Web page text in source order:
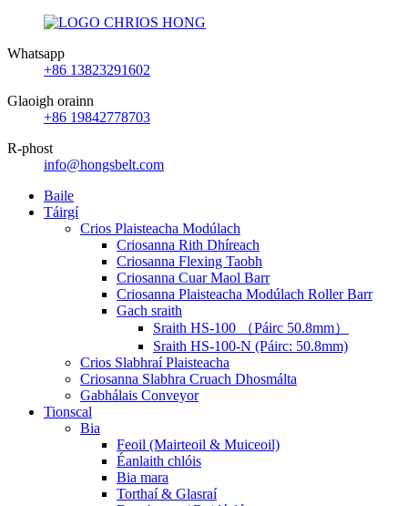
Whatsapp
+86 13823291602
Glaoigh orainn
+86 19842778703
R-phost
info@hongsbelt.com
Baile
Táirgí
Crios Plaisteacha Modúlach
Criosanna Rith Dhíreach
Criosanna Flexing Taobh
Criosanna Cuar Maol Barr
Criosanna Plaisteacha Modúlach Roller Barr
Gach sraith
Sraith HS-100 （Páirc 50.8mm）
Sraith HS-100-N (Páirc: 50.8mm)
Crios Slabhraí Plaisteacha
Criosanna Slabhra Cruach Dhosmálta
Gabhálais Conveyor
Tionscal
Bia
Feoil (Mairteoil & Muiceoil)
Éanlaith chlóis
Bia mara
Torthaí & Glasraí